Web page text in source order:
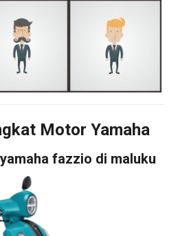
Motor Yamaha
fazzio di maluku